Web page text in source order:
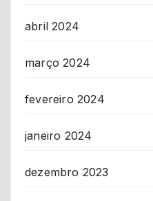
abril 2024
março 2024
fevereiro 2024
janeiro 2024
dezembro 2023